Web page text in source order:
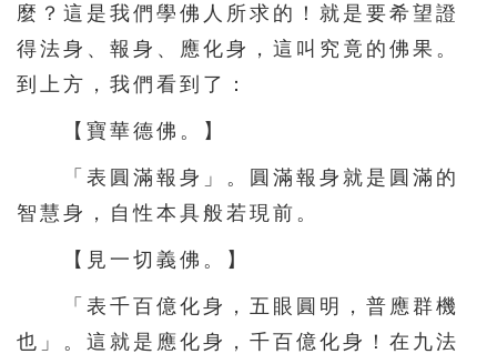
麼？這是我們學佛人所求的！就是要希望證
得法身、報身、應化身，這叫究竟的佛果。
到上方，我們看到了：
【寶華德佛。】
「表圓滿報身」。圓滿報身就是圓滿的
智慧身，自性本具般若現前。
【見一切義佛。】
「表千百億化身，五眼圓明，普應群機
也」。這就是應化身，千百億化身！在九法